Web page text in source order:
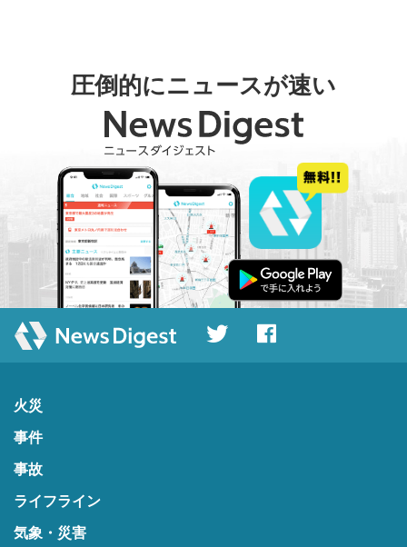
圧倒的にニュースが速い
火災
事件
事故
ライフライン
気象・災害